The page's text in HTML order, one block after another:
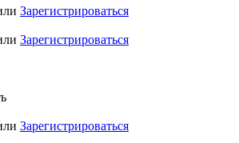
Зарегистрироваться
Зарегистрироваться
Зарегистрироваться